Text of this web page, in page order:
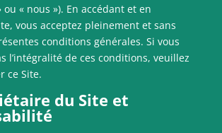
« nous »). En accédant et en
vous acceptez pleinement et sans
conditions générales. Si vous
l’intégralité de ces conditions, veuillez
ce Site.
du Site et